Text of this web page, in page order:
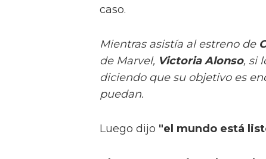
caso.
Mientras asistía al estreno de
de Marvel, Victoria Alonso, si
diciendo que su objetivo es
puedan.
Luego dijo "el mundo está